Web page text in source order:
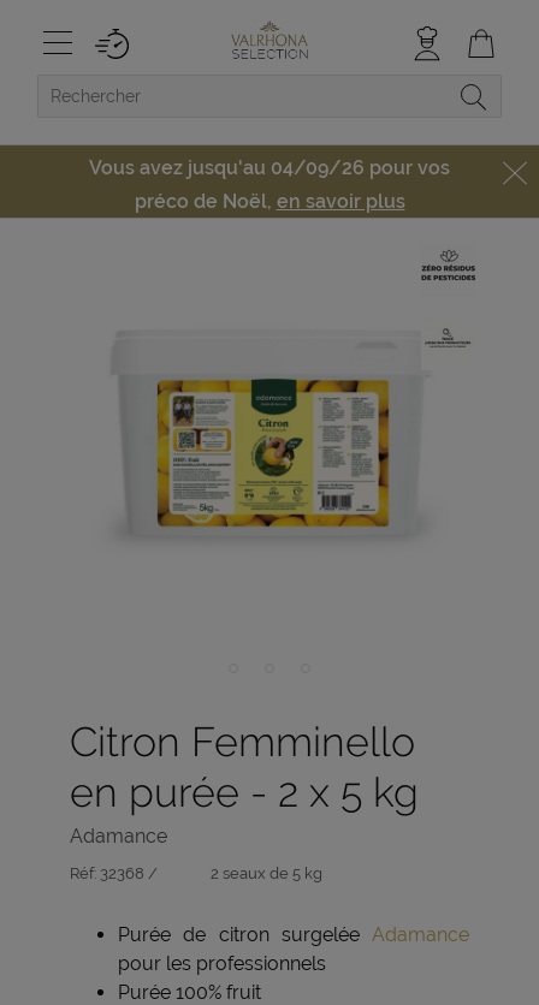
Vous avez jusqu'au 04/09/26 pour vos
préco de Noël, en savoir plus
Citron Femminello
en purée - 2 x 5 kg
Adamance
Réf: 32368 / 2 seaux de 5 kg
Purée de citron surgelée Adamance
pour les professionnels
Purée 100% fruit